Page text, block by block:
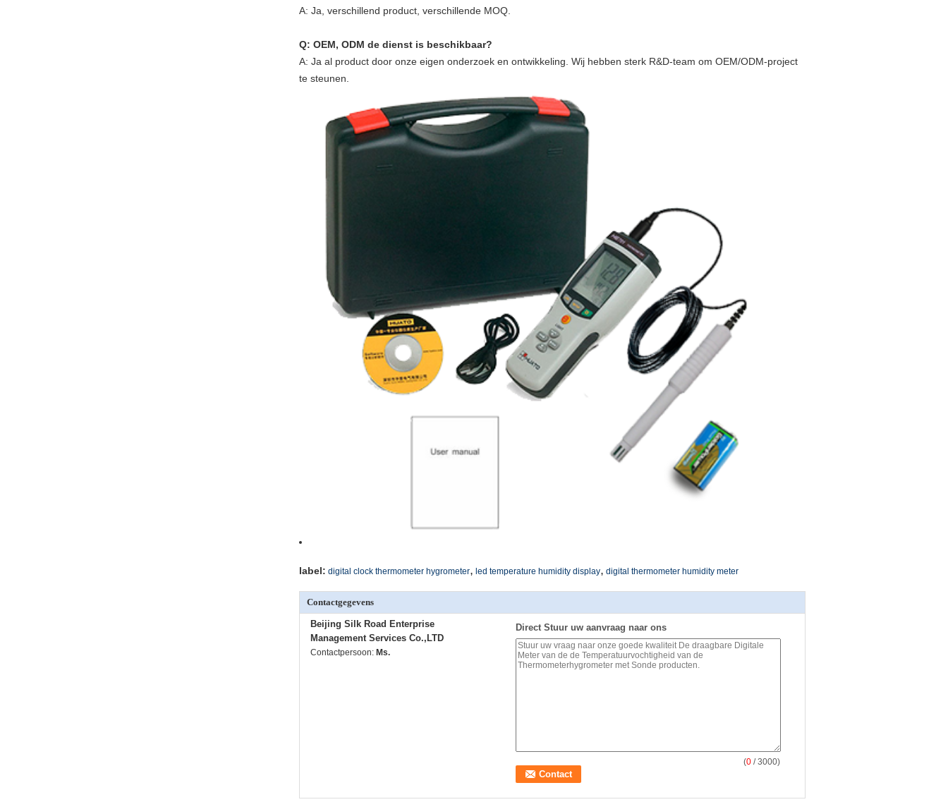
A: Ja, verschillend product, verschillende MOQ.
Q: OEM, ODM de dienst is beschikbaar?
A: Ja al product door onze eigen onderzoek en ontwikkeling. Wij hebben sterk R&D-team om OEM/ODM-project
te steunen.
label: digital clock thermometer hygrometer, led temperature humidity display, digital thermometer humidity meter
Contactgegevens
Beijing Silk Road Enterprise
Management Services Co.,LTD
Contactpersoon: Ms.
Direct Stuur uw aanvraag naar ons
(0 / 3000)